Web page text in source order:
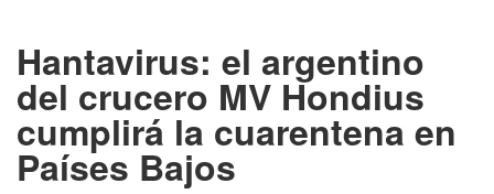
Hantavirus: el argentino
del crucero MV Hondius
cumplirá la cuarentena en
Países Bajos